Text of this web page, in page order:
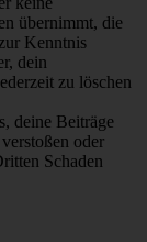
übernimmt, die
Kenntnis
dein
zu löschen
deine Beiträge
oder
Schaden